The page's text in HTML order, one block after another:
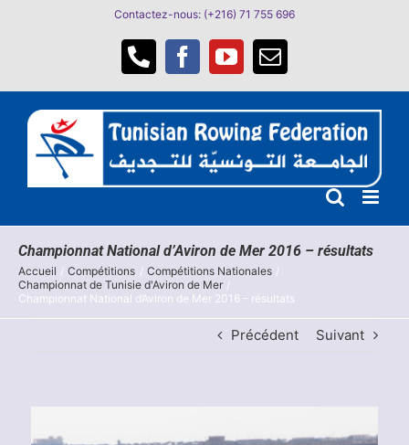
Contactez-nous: (+216) 71 755 696
Téléphone
Facebook
YouTube
Email
Championnat National d’Aviron de Mer 2016 – résultats
Accueil Compétitions
Compétitions Nationales
Championnat de Tunisie d'Aviron de Mer
Championnat National d’Aviron de Mer 2016 – résultats
Précédent Suivant
l'image